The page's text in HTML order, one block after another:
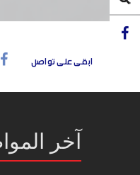
ابقى على تواصل
آخر